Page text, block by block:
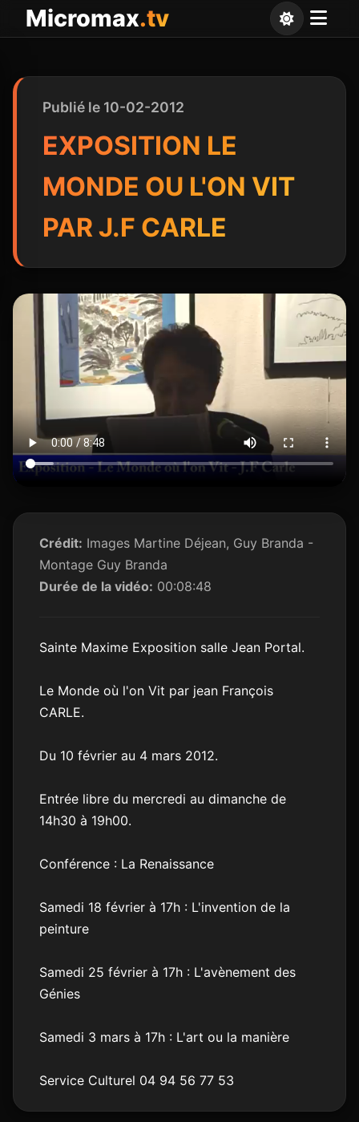
Micromax.tv
Publié le 10-02-2012
EXPOSITION LE
MONDE OU L'ON VIT
PAR J.F CARLE
Crédit: Images Martine Déjean, Guy Branda -
Montage Guy Branda
Durée de la vidéo: 00:08:48
Sainte Maxime Exposition salle Jean Portal.
Le Monde où l'on Vit par jean François
CARLE.
Du 10 février au 4 mars 2012.
Entrée libre du mercredi au dimanche de
14h30 à 19h00.
Conférence : La Renaissance
Samedi 18 février à 17h : L'invention de la
peinture
Samedi 25 février à 17h : L'avènement des
Génies
Samedi 3 mars à 17h : L'art ou la manière
Service Culturel 04 94 56 77 53
Panneau de gestion des cookies